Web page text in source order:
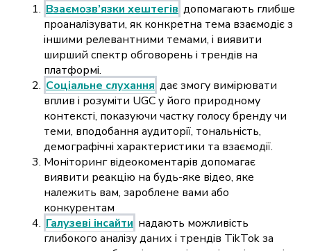
Взаємозв’язки хештегів допомагають глибше
проаналізувати, як конкретна тема взаємодіє з
іншими релевантними темами, і виявити
ширший спектр обговорень і трендів на
платформі.
Соціальне слухання дає змогу вимірювати
вплив і розуміти UGC у його природному
контексті, показуючи частку голосу бренду чи
теми, вподобання аудиторії, тональність,
демографічні характеристики та взаємодії.
Моніторинг відеокоментарів допомагає
виявити реакцію на будь-яке відео, яке
належить вам, зароблене вами або
конкурентам
Галузеві інсайти надають можливість
глибокого аналізу даних і трендів TikTok за